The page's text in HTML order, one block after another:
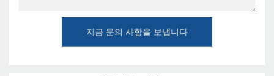
지금 문의 사항을 보냅니다